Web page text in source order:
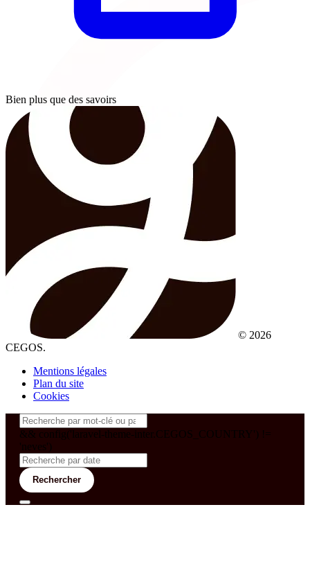
Bien plus que des savoirs
© 2026
CEGOS.
Mentions légales
Plan du site
Cookies
&& config('laravel-theme-inter.CEGOS_COUNTRY') !=
'neves')
Rechercher